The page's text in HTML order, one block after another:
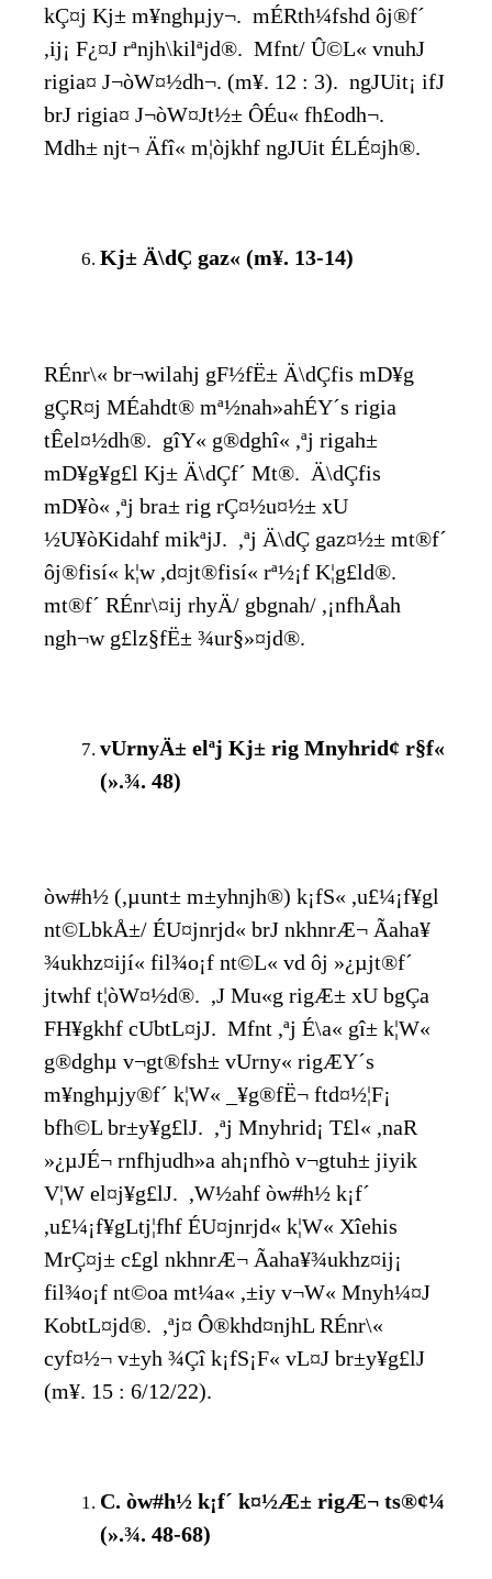
kÇ¤j Kj± m¥nghµjy¬. mÉRth¼fshd ôj®f´
,ij¡ F¿¤J rªnjh\kilªjd®. Mfnt/ Û©L« vnuhJ
rigia¤ J¬òW¤½dh¬. (m¥. 12 : 3). ngJUit¡ ifJ
br­J rigia¤ J¬òW¤Jt½± ÔÉu« fh£odh¬.
Mdh± njt¬ Äfî« m¦òjkhf ngJUit ÉLÉ¤jh®.
Kj± Ä\dÇ gaz« (m¥. 13-14)
RÉnr\« br¬wilahj gF½fË± Ä\dÇfis mD¥g
gÇR¤j MÉahdt® mª½nah»ahÉY´s rigia
tÊel¤½dh®. gîY« g®dghî« ,ªj rigah±
mD¥g¥g£l Kj± Ä\dÇf´ Mt®. Ä\dÇfis
mD¥ò« ,ªj bra± rig rÇ¤½u¤½± xU
½U¥òKidahf mikªjJ. ,ªj Ä\dÇ gaz¤½± mt®f´
ôj®fisí« k¦w ,d¤jt®fisí« rª½¡f K¦g£ld®.
mt®f´ RÉnr\¤ij rhyÄ/ gbgnah/ ,¡nfhÅah
ngh¬w g£lz§fË± ¾ur§»¤jd®.
vUrnyÄ± elªj Kj± rig Mnyhrid¢ r§f«
(».¾. 48)
òw#h½ (,µunt± m±yhnjh®) k¡fS« ,u£¼¡f¥gl
nt©LbkÅ±/ ÉU¤jnrjd« br­J nkhnrÆ¬ Ãaha¥
¾ukhz¤ijí« fil¾o¡f nt©L« vd ôj »¿µjt®f´
jtwhf t¦òW¤½d®. ,J Mu«g rigÆ± xU bgÇa
FH¥gkhf cUbtL¤jJ. Mfnt ,ªj É\a« gî± k¦W«
g®dghµ v¬gt®fsh± vUrny« rigÆY´s
m¥nghµjy®f´ k¦W« _¥g®fË¬ ftd¤½¦F¡
bfh©L br±y¥g£lJ. ,ªj Mnyhrid¡ T£l« ,naR
»¿µJÉ¬ rnfhjudh»a ah¡nfhò v¬gtuh± jiyik
V¦W el¤j¥g£lJ. ,W½ahf òw#h½ k¡f´
,u£¼¡f¥gLtj¦fhf ÉU¤jnrjd« k¦W« X­îehis
MrÇ¤j± c£gl nkhnrÆ¬ Ãaha¥¾ukhz¤ij¡
fil¾o¡f nt©oa mt¼a« ,±iy v¬W« Mnyh¼¤J
KobtL¤jd®. ,ªj¤ Ô®khd¤njhL RÉnr\«
cyf¤½¬ v±yh ¾Çî k¡fS¡F« vL¤J br±y¥g£lJ
(m¥. 15 : 6/12/22).
C. òw#h½ k¡f´ k¤½Æ± rigÆ¬ ts®¢¼
(».¾. 48-68)